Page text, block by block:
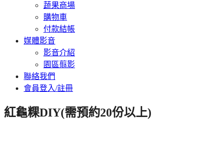
蔬果商場
購物車
付款結帳
媒體影音
影音介紹
園區翦影
聯絡我們
會員登入/註冊
紅龜粿DIY(需預約20份以上)